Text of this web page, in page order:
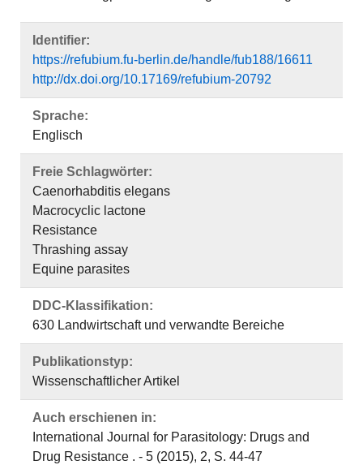
Identifier:
https://refubium.fu-berlin.de/handle/fub188/16611
http://dx.doi.org/10.17169/refubium-20792
Sprache:
Englisch
Freie Schlagwörter:
Caenorhabditis elegans
Macrocyclic lactone
Resistance
Thrashing assay
Equine parasites
DDC-Klassifikation:
630 Landwirtschaft und verwandte Bereiche
Publikationstyp:
Wissenschaftlicher Artikel
Auch erschienen in:
International Journal for Parasitology: Drugs and
Drug Resistance . - 5 (2015), 2, S. 44-47